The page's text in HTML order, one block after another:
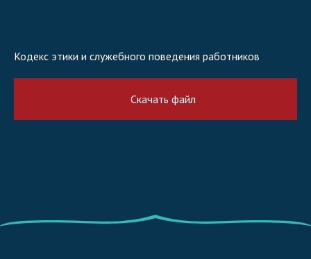
Кодекс этики и служебного поведения работников
Скачать файл